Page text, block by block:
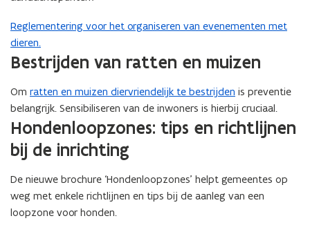
Reglementering voor het organiseren van evenementen met
dieren.
Bestrijden van ratten en muizen
Om ratten en muizen diervriendelijk te bestrijden is preventie
belangrijk. Sensibiliseren van de inwoners is hierbij cruciaal.
Hondenloopzones: tips en richtlijnen
bij de inrichting
De nieuwe brochure ‘Hondenloopzones’ helpt gemeentes op
weg met enkele richtlijnen en tips bij de aanleg van een
loopzone voor honden.